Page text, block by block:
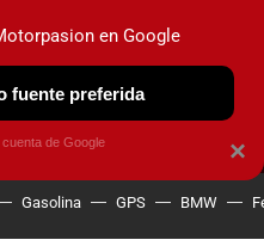
NUEVO
OBSERVATORIO
Gasolina GPS BMW
×
en Google
fuente preferida
de Google